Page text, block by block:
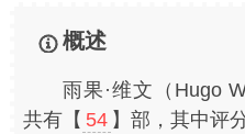
概述
雨果·维文（Hugo
共有【 54 】部，其中评